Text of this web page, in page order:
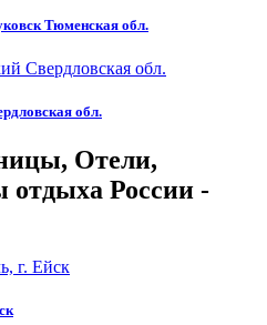
Тюменская обл.
обл.
Отели,
России -